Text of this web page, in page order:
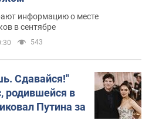
информацию о месте
в сентябре
543
Сдавайся!"
в
Путина за